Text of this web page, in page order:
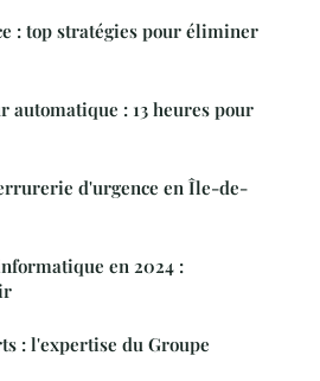
: top stratégies pour éliminer
automatique : 13 heures pour
d'urgence en Île-de-
en 2024 :
: l'expertise du Groupe